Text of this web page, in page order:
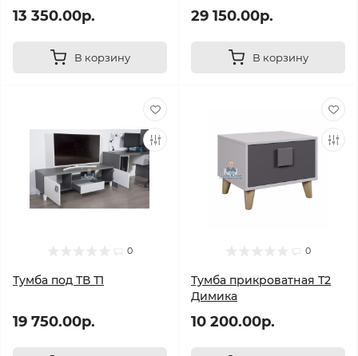
13 350.00р.
В корзину
29 150.00р.
В корзину
0
Тумба под ТВ Т1
19 750.00р.
0
Тумба прикроватная Т2
Димика
10 200.00р.